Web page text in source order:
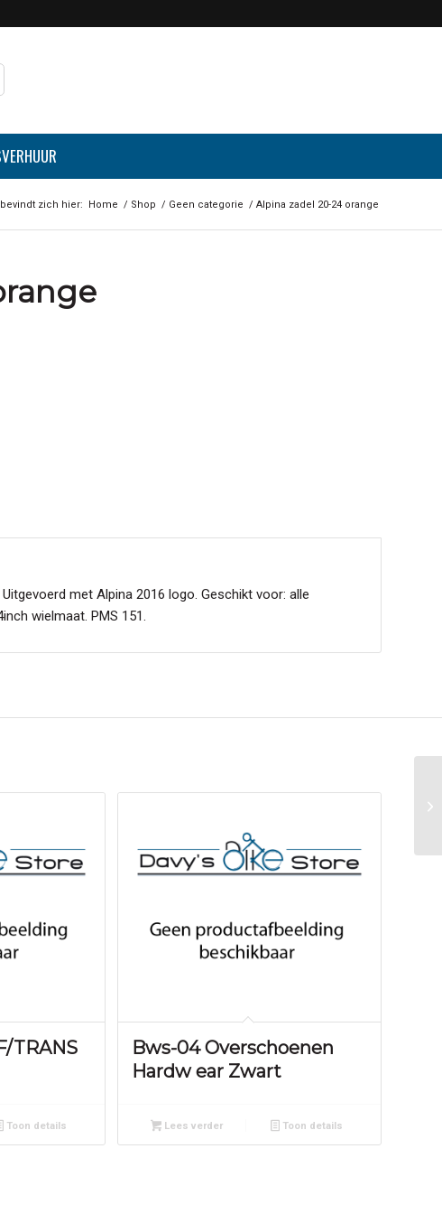
zich hier: Home / Shop / Geen categorie / Alpina zadel 20-24 orange
met Alpina 2016 logo. Geschikt voor: alle
wielmaat. PMS 151.
TRANS
Toon details
Bws-04 Overschoenen
Hardw ear Zwart
Lees verder Toon details